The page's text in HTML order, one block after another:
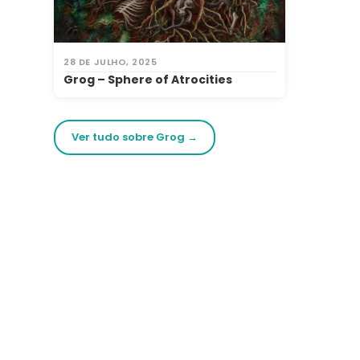
28 DE JULHO, 2025
Grog – Sphere of Atrocities
Ver tudo sobre Grog →